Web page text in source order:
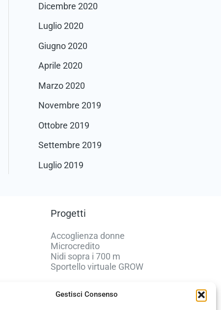
Gestisci Consenso
Dicembre 2020
Luglio 2020
Giugno 2020
Aprile 2020
Marzo 2020
Novembre 2019
Ottobre 2019
Settembre 2019
Luglio 2019
Progetti
Accoglienza donne
Microcredito
Nidi sopra i 700 m
Sportello virtuale GROW